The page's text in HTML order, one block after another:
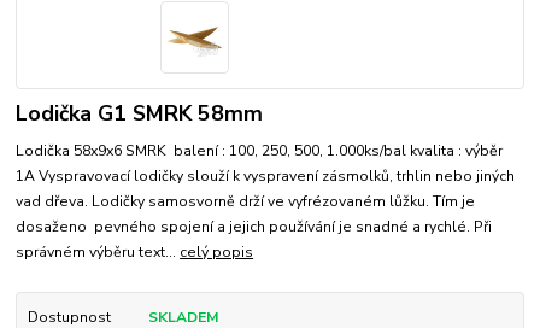
Lodička G1 SMRK 58mm
Lodička 58x9x6 SMRK balení : 100, 250, 500, 1.000ks/bal kvalita : výběr
1A Vyspravovací lodičky slouží k vyspravení zásmolků, trhlin nebo jiných
vad dřeva. Lodičky samosvorně drží ve vyfrézovaném lůžku. Tím je
dosaženo pevného spojení a jejich používání je snadné a rychlé. Při
správném výběru text... celý popis
Dostupnost
SKLADEM